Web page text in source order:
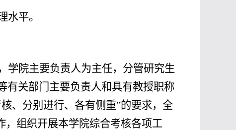
水平。
学院主要负责人为主任，分管研究生
有关部门主要负责人和具有教授职称
、分别进行、各有侧重”的要求，全
，组织开展本学院综合考核各项工